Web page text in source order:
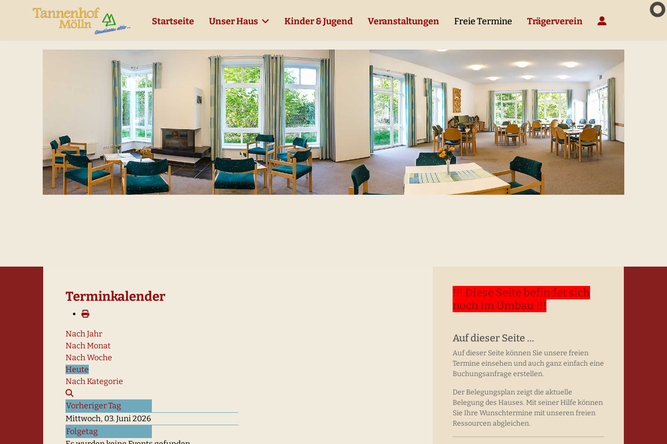
Startseite Unser Haus Kinder & Jugend Veranstaltungen Freie Termine Trägerverein
Terminkalender
Nach Jahr
Nach Monat
Nach Woche
Heute
Nach Kategorie
Vorheriger Tag
Mittwoch, 03. Juni 2026
Folgetag
!!! Diese Seite befindet sich
noch im Umbau !!!
Auf dieser Seite …
Auf dieser Seite können Sie unsere freien
Termine einsehen und auch ganz einfach eine
Buchungsanfrage erstellen.
Der Belegungsplan zeigt die aktuelle
Belegung des Hauses. Mit seiner Hilfe können
Sie Ihre Wunschtermine mit unseren freien
Ressourcen abgleichen.